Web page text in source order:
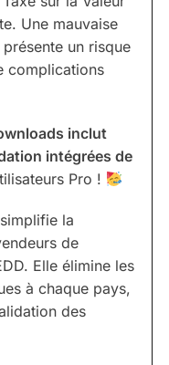
Une mauvaise
un risque
complications
inclut
intégrées de
Pro !
la
de
Elle élimine les
à chaque pays,
des